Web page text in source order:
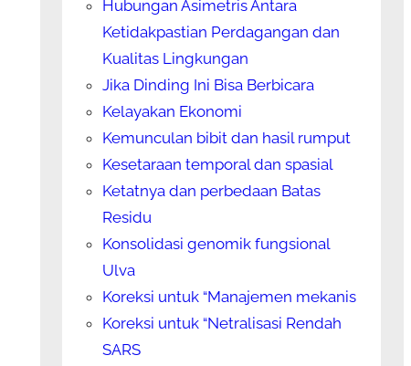
Hubungan Asimetris Antara
Ketidakpastian Perdagangan dan
Kualitas Lingkungan
Jika Dinding Ini Bisa Berbicara
Kelayakan Ekonomi
Kemunculan bibit dan hasil rumput
Kesetaraan temporal dan spasial
Ketatnya dan perbedaan Batas
Residu
Konsolidasi genomik fungsional
Ulva
Koreksi untuk “Manajemen mekanis
Koreksi untuk “Netralisasi Rendah
SARS